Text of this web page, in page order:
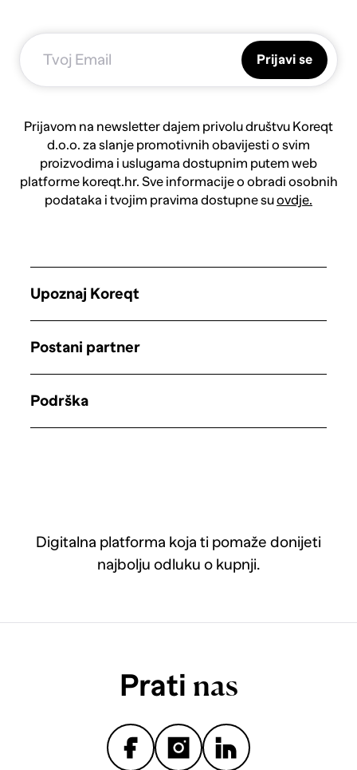
Prijavi se
Prijavom na newsletter dajem privolu društvu Koreqt
d.o.o. za slanje promotivnih obavijesti o svim
proizvodima i uslugama dostupnim putem web
platforme koreqt.hr. Sve informacije o obradi osobnih
podataka i tvojim pravima dostupne suovdje.
Digitalna platforma koja ti pomaže donijeti
najbolju odluku o kupnji.
Upoznaj Koreqt
Postani partner
Podrška
Prati nas